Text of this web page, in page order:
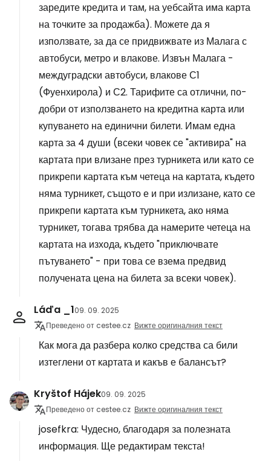
заредите кредита и там, на уебсайта има карта
на точките за продажба). Можете да я
използвате, за да се придвижвате из Малага с
автобуси, метро и влакове. Извън Малага -
междуградски автобуси, влакове С1
(Фуенхирола) и С2. Тарифите са отлични, по-
добри от използването на кредитна карта или
купуването на единични билети. Имам една
карта за 4 души (всеки човек се "активира" на
картата при влизане през турникета или като се
прикрепи картата към четеца на картата, където
няма турникет, същото е и при излизане, като се
прикрепи картата към турникета, ако няма
турникет, тогава трябва да намерите четеца на
картата на изхода, където "приключвате
пътуването" - при това се взема предвид
получената цена на билета за всеки човек).
Láďa _109. 09. 2025
Преведено от cestee.cz Вижте оригиналния текст
Как мога да разбера колко средства са били
изтеглени от картата и какъв е балансът?
Kryštof Hájek09. 09. 2025
Преведено от cestee.cz Вижте оригиналния текст
josefkra: Чудесно, благодаря за полезната
информация. Ще редактирам текста!